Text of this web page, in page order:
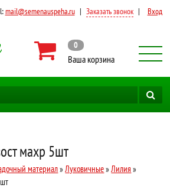
mail@semenauspeha.ru | Заказать звонок | Вход
0
Ваша корзина
махр 5шт
материал» Луковичные» Лилия »